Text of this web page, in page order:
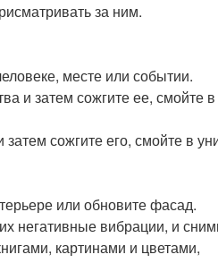
за ним.
месте или событии.
и затем сожгите ее, смойте в
сожгите его, смойте в
или обновите фасад.
негативные вибрации, и
картинами и цветами,